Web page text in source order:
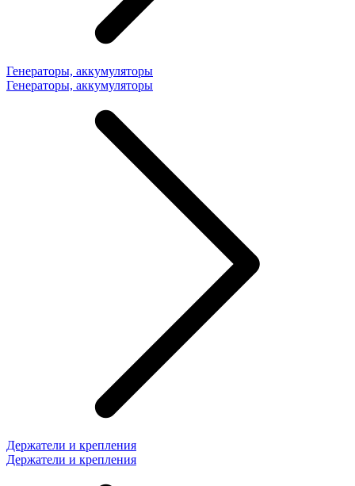
Генераторы, аккумуляторы
Генераторы, аккумуляторы
Держатели и крепления
Держатели и крепления